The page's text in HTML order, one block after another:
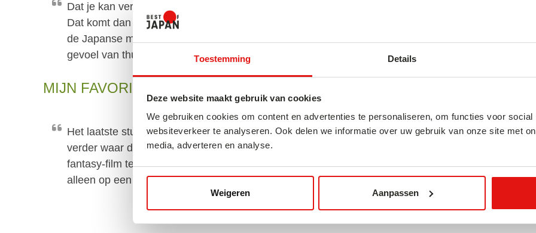
Toestemming Details
Deze website maakt gebruik van cookies
We gebruiken cookies om content en advertenties te personaliseren, om functies voor
websiteverkeer te analyseren. Ook delen we informatie over uw gebruik van onze site met
media, adverteren en analyse.
Weigeren Aanpassen
Dat je kan verdwijnen in de menigte zonder dat het te druk aanvoelt.
Dat komt dan weer door orde en het algemene respect dat hoort bij
de Japanse maatschappij. Alles is tot in de puntjes geregeld. En het
gevoel van thuiskomen? Zitten aan een lopende band vol sushi.
MIJN FAVORIETE MOMENT IN JAPAN
Het laatste stuk van de klim op de Fushimi Inari in Kyoto. Klim
verder waar de meesten omkeren; het is alsof je op de set van een
fantasy-film terecht komt. Waar het net zó druk was, ben je nu haast
alleen op een magische plek.